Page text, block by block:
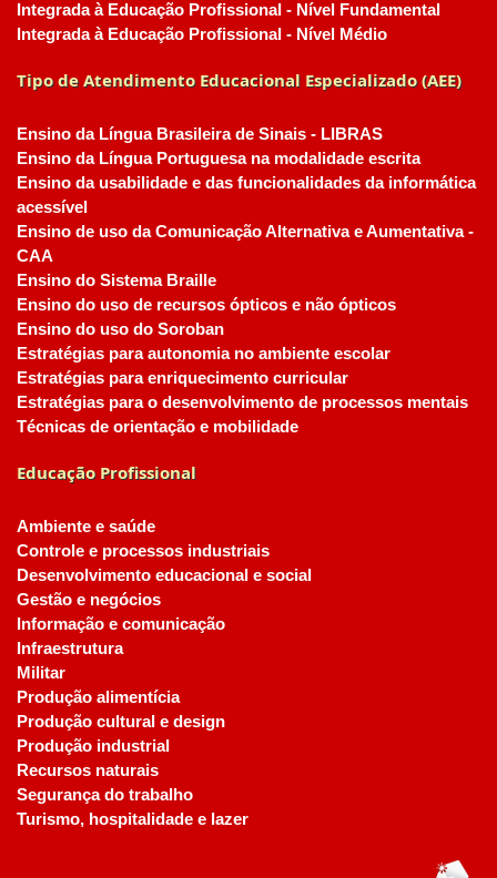
Integrada à Educação Profissional - Nível Fundamental
Integrada à Educação Profissional - Nível Médio
Tipo de Atendimento Educacional Especializado (AEE)
Ensino da Língua Brasileira de Sinais - LIBRAS
Ensino da Língua Portuguesa na modalidade escrita
Ensino da usabilidade e das funcionalidades da informática
acessível
Ensino de uso da Comunicação Alternativa e Aumentativa -
CAA
Ensino do Sistema Braille
Ensino do uso de recursos ópticos e não ópticos
Ensino do uso do Soroban
Estratégias para autonomia no ambiente escolar
Estratégias para enriquecimento curricular
Estratégias para o desenvolvimento de processos mentais
Técnicas de orientação e mobilidade
Educação Profissional
Ambiente e saúde
Controle e processos industriais
Desenvolvimento educacional e social
Gestão e negócios
Informação e comunicação
Infraestrutura
Militar
Produção alimentícia
Produção cultural e design
Produção industrial
Recursos naturais
Segurança do trabalho
Turismo, hospitalidade e lazer